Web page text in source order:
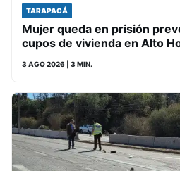
TARAPACÁ
Mujer queda en prisión
cupos de vivienda en Alto
3 AGO 2026 | 3 MIN.